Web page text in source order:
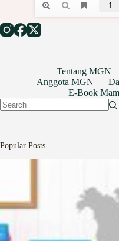
Tentang MGN
Anggota MGN
E-Book
Popular Posts